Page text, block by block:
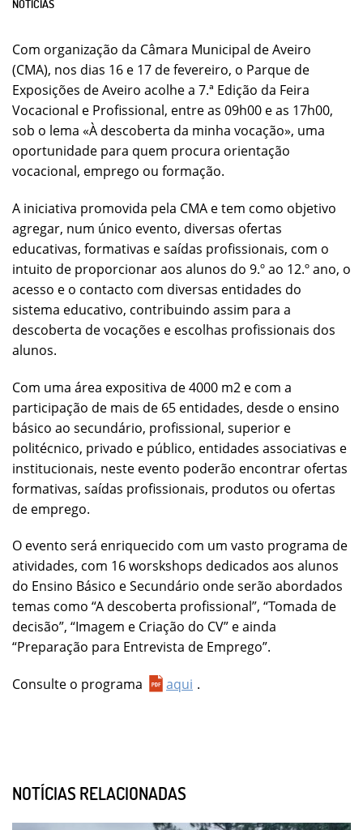
NOTÍCIAS
Com organização da Câmara Municipal de Aveiro
(CMA), nos dias 16 e 17 de fevereiro, o Parque de
Exposições de Aveiro acolhe a 7.ª Edição da Feira
Vocacional e Profissional, entre as 09h00 e as 17h00,
sob o lema «À descoberta da minha vocação», uma
oportunidade para quem procura orientação
vocacional, emprego ou formação.
A iniciativa promovida pela CMA e tem como objetivo
agregar, num único evento, diversas ofertas
educativas, formativas e saídas profissionais, com o
intuito de proporcionar aos alunos do 9.º ao 12.º ano, o
acesso e o contacto com diversas entidades do
sistema educativo, contribuindo assim para a
descoberta de vocações e escolhas profissionais dos
alunos.
Com uma área expositiva de 4000 m2 e com a
participação de mais de 65 entidades, desde o ensino
básico ao secundário, profissional, superior e
politécnico, privado e público, entidades associativas e
institucionais, neste evento poderão encontrar ofertas
formativas, saídas profissionais, produtos ou ofertas
de emprego.
O evento será enriquecido com um vasto programa de
atividades, com 16 worskshops dedicados aos alunos
do Ensino Básico e Secundário onde serão abordados
temas como “A descoberta profissional”, “Tomada de
decisão”, “Imagem e Criação do CV” e ainda
“Preparação para Entrevista de Emprego”.
Consulte o programa aqui .
NOTÍCIAS RELACIONADAS